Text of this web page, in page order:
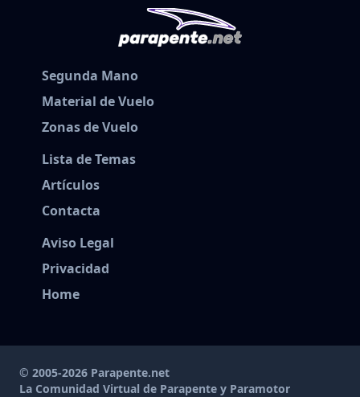
Segunda Mano
Material de Vuelo
Zonas de Vuelo
Lista de Temas
Artículos
Contacta
Aviso Legal
Privacidad
Home
© 2005-2026 Parapente.net
La Comunidad Virtual de Parapente y Paramotor